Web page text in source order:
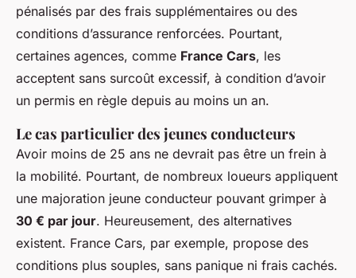
pénalisés par des frais supplémentaires ou des
conditions d’assurance renforcées. Pourtant,
certaines agences, comme France Cars, les
acceptent sans surcoût excessif, à condition d’avoir
un permis en règle depuis au moins un an.
Le cas particulier des jeunes conducteurs
Avoir moins de 25 ans ne devrait pas être un frein à
la mobilité. Pourtant, de nombreux loueurs appliquent
une majoration jeune conducteur pouvant grimper à
30 € par jour. Heureusement, des alternatives
existent. France Cars, par exemple, propose des
conditions plus souples, sans panique ni frais cachés.